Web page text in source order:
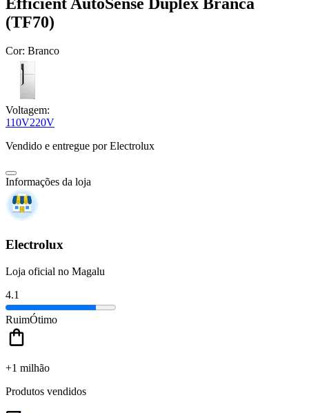
(TF70)
Cor: Branco
Voltagem:
110V220V
Vendido e entregue por Electrolux
Informações da loja
Electrolux
Loja oficial no Magalu
4.1
RuimÓtimo
+1 milhão
Produtos vendidos